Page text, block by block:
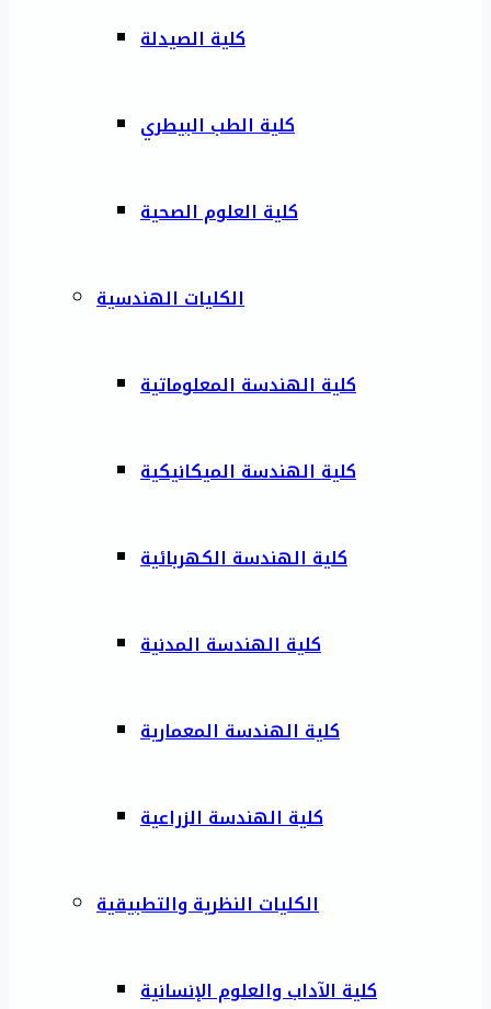
كلية الصيدلة
كلية الطب البيطري
كلية العلوم الصحية
الكليات الهندسية
كلية الهندسة المعلوماتية
كلية الهندسة الميكانيكية
كلية الهندسة الكهربائية
كلية الهندسة المدنية
كلية الهندسة المعمارية
كلية الهندسة الزراعية
الكليات النظرية والتطبيقية
كلية الآداب والعلوم الإنسانية